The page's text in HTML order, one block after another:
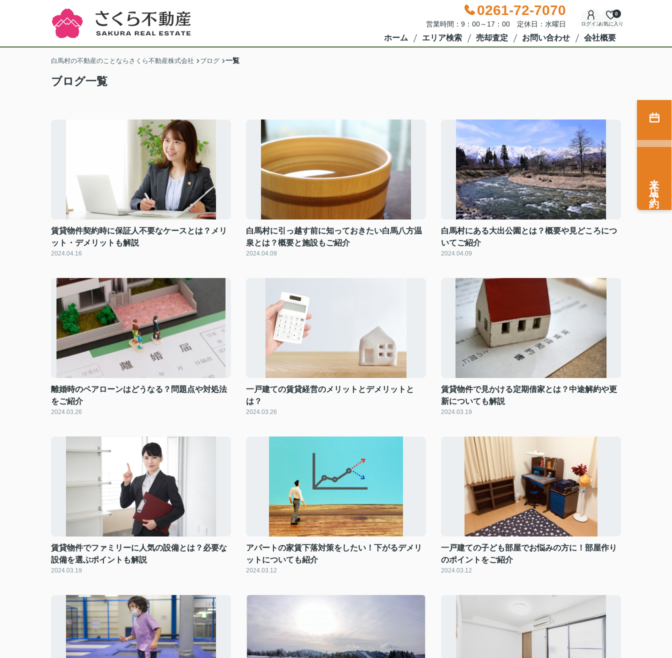
0261-72-7070
営業時間：9：00～17：00 定休日：水曜日 ログインお気に入り
0
ホーム エリア検索 売却査定 お問い合わせ 会社概要
白馬村の不動産のことならさくら不動産株式会社 ブログ 一覧
ブログ一覧
賃貸物件契約時に保証人不要なケースとは？メリ
ット・デメリットも解説
2024.04.16
白馬村に引っ越す前に知っておきたい白馬八方温
泉とは？概要と施設もご紹介
2024.04.09
白馬村にある大出公園とは？概要や見どころにつ
いてご紹介
2024.04.09
離婚時のペアローンはどうなる？問題点や対処法
をご紹介
2024.03.26
一戸建ての賃貸経営のメリットとデメリットと
は？
2024.03.26
賃貸物件で見かける定期借家とは？中途解約や更
新についても解説
2024.03.19
賃貸物件でファミリーに人気の設備とは？必要な
設備を選ぶポイントも解説
2024.03.19
アパートの家賃下落対策をしたい！下がるデメリ
ットについても紹介
2024.03.12
一戸建ての子ども部屋でお悩みの方に！部屋作り
のポイントをご紹介
2024.03.12
来店予約